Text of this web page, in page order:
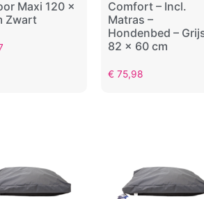
Maxi 120 x
Zwart
Comfort – Incl.
Matras –
Hondenbed –
82 x 60 cm
€ 75,98